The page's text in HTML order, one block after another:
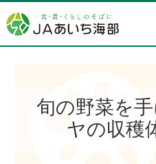
容
を
旬の野菜を
ヤの収穫